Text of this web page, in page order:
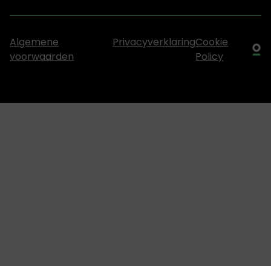
Algemene
voorwaarden
PrivacyverklaringCookie
Policy